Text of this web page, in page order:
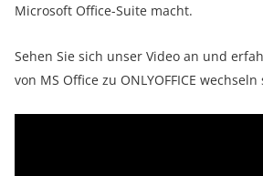
Microsoft Office-Suite macht.
Sehen Sie sich unser Video an und
von MS Office zu ONLYOFFICE